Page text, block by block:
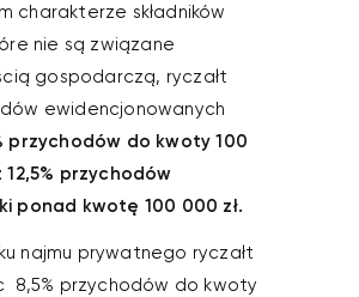
charakterze składników
nie są związane
gospodarczą, ryczałt
ewidencjonowanych
przychodów do kwoty 100
12,5% przychodów
ponad kwotę 100 000 zł.
najmu prywatnego ryczałt
8,5% przychodów do kwoty